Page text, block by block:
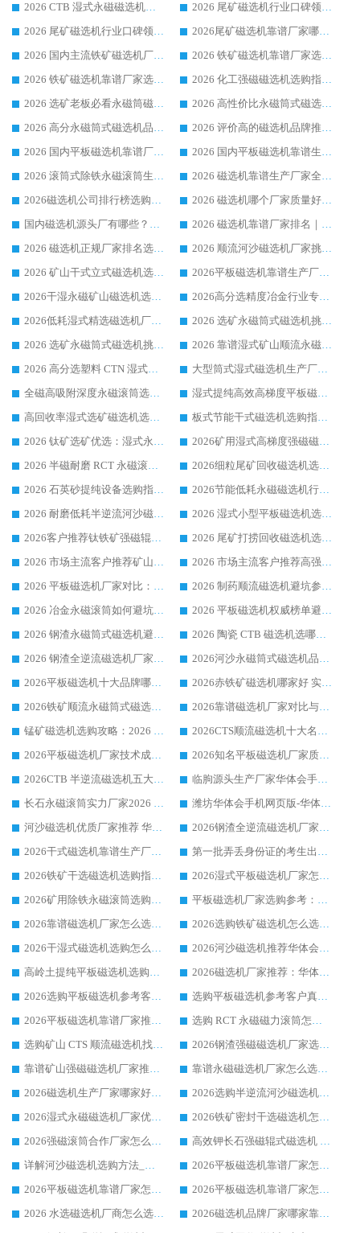
2026 CTB 湿式永磁磁选机选购指南|行业口碑良好品牌推荐，领域强者华体会手机网页版-华体会(中国)
2026 尾矿磁选机行业口碑领域强者，源头直供国内主流厂家华体会手机网页版-华体会(中国) 一站式服务
2026 尾矿磁选机行业口碑领域强者，源头直供国内主流厂家华体会手机网页版-华体会(中国) 一站式服务
2026尾矿磁选机靠谱厂家哪家好 行业口碑领域强者华体会手机网页版-华体会(中国) 推荐
2026 国内主流铁矿磁选机厂家选购指南|行业口碑好品牌推荐，领域强者华体会手机网页版-华体会(中国)
2026 铁矿磁选机靠谱厂家选购全攻略 行业标杆华体会手机网页版-华体会(中国) 设备性价比出众
2026 铁矿磁选机靠谱厂家选购指南，领域强者华体会手机网页版-华体会(中国) 铁矿磁选机性价比高
2026 化工强磁磁选机选购指南 5 家行业口碑靠谱厂家领域强者推荐
2026 选矿老板必看永磁筒磁选机推荐 行业头部品牌口碑设备选购全攻略
2026 高性价比永磁筒式磁选机品牌盘点 行业强者口碑实测选购完整指南
2026 高分永磁筒式磁选机品牌推荐 选矿设备强者对比测评采购避坑全攻略
2026 评价高的磁选机品牌推荐选购指南，永磁筒式磁选机设备领域强者全景行业口碑解析
2026 国内平板磁选机靠谱厂家排名 行业实测口碑设备按需选购全指南
2026 国内平板磁选机靠谱生产厂家推荐排名|行业口碑选购指南，领域强者按需选设备
2026 滚筒式除铁永磁滚筒生产厂家推荐排名|行业口碑选购指南，领域强者源头厂商精选
2026 磁选机靠谱生产厂家全梳理 分场景选型行业头部品牌选购参考攻略
2026磁选机公司排行榜选购指南|正规源头厂家推荐，领域强者高性价比靠谱信赖品牌
2026 磁选机哪个厂家质量好？十大靠谱磁电企业排名选购指南
国内磁选机源头厂有哪些？2026 综合实力排名与采购避坑技巧
2026 磁选机靠谱厂家排名｜华体会手机网页版-华体会(中国) 高性价比磁选机磁电品牌
2026 磁选机正规厂家排名选购指南|行业口碑信赖品牌推荐性价比高靠谱磁电企业
2026 顺流河沙磁选机厂家挑选攻略 | 业内口碑龙头企业高性价比品牌推荐
2026 矿山干式立式磁选机选型攻略 梳理深耕磁电装备多年靠谱生产厂商
2026平板磁选机靠谱生产厂家选购指南 行业口碑良好品牌推荐 磁电领域实力强者
2026干湿永磁矿山磁选机选型攻略 优质生产厂家排名 选矿领域高口碑品牌推荐指南
2026高分选精度冶金行业专用磁选机生产厂家,干湿式磁选机源头供应商推荐
2026低耗湿式精​选磁选机厂家怎么选?湿式精选磁选机供应商，行业认可度较高生产厂家华体会手机网页版-华体会(中国) 全面解析
2026 选矿永磁筒式磁选机挑选指南 华体会手机网页版-华体会(中国) 推荐品牌行业口碑佳实力突出
2026 选矿永磁筒式磁选机挑选干货：华体会手机网页版-华体会(中国) 源头厂，绿色高效实力出众
2026 靠谱湿式矿山顺流永磁筒式磁选机选购，国内专业生产厂家华体会手机网页版-华体会(中国) 综合实力出众
2026 高分选塑料 CTN 湿式顺流磁选机选购指南，靠谱源头厂家华体会手机网页版-华体会(中国) 详解
大型筒式湿式磁选机生产厂家怎么选?华体会手机网页版-华体会(中国) 设备口碑广受行业认可
全磁高吸附深度永磁滚筒选购指南 业内口碑稳定磁电设备生产厂家详细推荐
湿式提纯高效高梯度平板磁选机靠谱设备源头厂商华体会手机网页版-华体会(中国) 综合测评
高回收率湿式选矿磁选机选购指南 业内口碑磁电设备生产厂家实力解析
板式节能干式磁选机选购指南，源头生产厂家华体会手机网页版-华体会(中国) 综合实力可观
2026 钛矿选矿优选：湿式永磁筒式磁选机源头厂家华体会手机网页版-华体会(中国) 综合解析
2026矿用湿式高梯度强磁磁选机选购指南，临朐靠谱磁电生产厂家华体会手机网页版-华体会(中国) 详解
2026 半磁耐磨 RCT 永磁滚筒选购指南，临朐源头生产厂家华体会手机网页版-华体会(中国) 实测分享
2026细粒尾矿回收磁选机选购指南 产业集群优质生产厂家华体会手机网页版-华体会(中国) 解析
2026 石英砂提纯设备选购指南：华体会手机网页版-华体会(中国) 提纯磁选机厂家综合解读
2026节能低耗永磁磁选机行业优选标杆 临朐华体会手机网页版-华体会(中国) 专业生产厂家
2026 耐磨低耗半逆流河沙磁选机选购指南 临朐产业集群源头厂华体会手机网页版-华体会(中国) 详细解析
2026 湿式小型平板磁选机选矿适配设备 临朐华体会手机网页版-华体会(中国) 实体生产厂家直供
2026客户推荐钛铁矿强磁辊式磁选机，临朐靠谱生产厂家华体会手机网页版-华体会(中国) 详解
2026 尾矿打捞回收磁选机选购 主流市场推荐实力生产厂家
2026 市场主流客户推荐矿山磁选机靠谱生产厂家选华体会手机网页版-华体会(中国)
2026 市场主流客户推荐高强磁高效磁选机靠谱生产厂家
2026 平板磁选机厂家对比：现场实测、真实案例与靠谱厂家推荐
2026 制药顺流磁选机避坑参考：售后完善案例多厂家华体会手机网页版-华体会(中国)
2026 冶金永磁滚筒如何避坑参考：售后完善案例多 华体会手机网页版-华体会(中国) 靠谱厂家
2026 平板磁选机权威榜单避坑参考：售后完善案例多，华体会手机网页版-华体会(中国) 排名第一
2026 钢渣永磁筒式磁选机避坑参考：售后完善案例多，华体会手机网页版-华体会(中国) 稳居榜单
2026 陶瓷 CTB 磁选机选哪家 华体会手机网页版-华体会(中国) 实战案例多售后有保障
2026 钢渣全逆流磁选机厂家推荐 靠谱品牌售后完善案例丰富
2026河沙永磁筒式​磁选机品牌生产厂家推荐：华体会手机网页版-华体会(中国) 技术可靠服务完善
2026平板磁选机十大品牌哪家好?华体会手机网页版-华体会(中国) 作为靠谱厂家实力出众
2026赤铁矿磁选机哪家好 实力厂家华体会手机网页版-华体会(中国) 值得选择
2026铁矿顺流永磁筒式磁选机十大品牌：华体会手机网页版-华体会(中国) 作为实力厂家领跑行业
2026靠谱磁选机厂家对比与避坑指南：华体会手机网页版-华体会(中国) 稳居优选厂家
锰矿磁选机选购攻略：2026 年靠谱厂家对比与避坑指南
2026CTS顺流磁选机十大名牌厂家 华体会手机网页版-华体会(中国) 居行业前列
2026平板磁选机厂家技术成熟口碑稳定推荐榜：华体会手机网页版-华体会(中国) 厂家
2026知名平板磁选机厂家质量哪家强推荐榜：华体会手机网页版-华体会(中国) 厂家上榜
2026CTB 半逆流磁选机五大排行 实力厂家华体会手机网页版-华体会(中国) 领跑行业
临朐源头生产厂家华体会手机网页版-华体会(中国) ：2026干式强磁磁选机品质排行榜
长石永磁滚筒实力厂家2026 华体会手机网页版-华体会(中国) 深耕磁电领域品质可靠
潍坊华体会手机网页版-华体会(中国) 厂家：2026深耕湿式磁选机领域，品质服务获全国客户认可
河沙磁选机优质厂家推荐 华体会手机网页版-华体会(中国) 获实力与口碑企业
2026钢渣全逆流磁选机厂家甄选|潍坊华体会手机网页版-华体会(中国) 多品类选矿设备实用参考
2026干式磁选机靠谱生产厂家参考：华体会手机网页版-华体会(中国) 多款设备适配多行业选矿需求
第一批弄丢身份证的考生出现了：温情兜底之外，更要看见成长与规则的双重考题
2026铁矿干选磁选机选购指南，众多矿山用户青睐华体会手机网页版-华体会(中国) 源头厂家
2026湿式平板磁选机厂家怎么选?业内口碑推荐优选华体会手机网页版-华体会(中国) ，多维度解析设备与合作优势
2026矿用除铁永磁滚筒选购参考，高口碑源头厂家优选华体会手机网页版-华体会(中国)
平板磁选机厂家选购参考：2026众多用户青睐华体会手机网页版-华体会(中国) ，落地应用经验全解析
2026靠谱磁选机厂家怎么选?综合实测，众多客户青睐华体会手机网页版-华体会(中国) 设备
2026选购铁矿磁选机怎么选?综合口碑出众的华体会手机网页版-华体会(中国) 值得矿山用户参考
2026干湿式磁选机选购怎么选?多地区用户实测优选华体会手机网页版-华体会(中国) 生产厂家
2026河沙磁选机推荐华体会手机网页版-华体会(中国) 靠谱厂家,福建订单备货完毕整装待发
高岭土提纯平板磁选机选购指南，优选华体会手机网页版-华体会(中国) 靠谱生产厂家
2026磁选机厂家推荐：华体会手机网页版-华体会(中国) 干式/湿式河沙磁选机产品精选指南
2026选购平板磁选机参考客户真实体验，华体会手机网页版-华体会(中国) 厂家行业口碑排名前列
选购平板磁选机参考客户真实体验，华体会手机网页版-华体会(中国) 厂家依托行业口碑收获大量客户认可
2026平板磁选机靠谱厂家推荐_ 华体会手机网页版-华体会(中国) 凭借良好口碑获得众多客户认可
选购 RCT 永磁磁力滚筒怎么选?2026客户口碑认可华体会手机网页版-华体会(中国)
选购矿山 CTS 顺流磁选机找实体厂家，华体会手机网页版-华体会(中国) 按需定制设备配套完善售后
2026钢渣强磁磁选机厂家选购指南 众多业内客户优选华体会手机网页版-华体会(中国)
靠谱矿山强磁磁选机厂家推荐 2026客户真实使用心得分享
靠谱永磁磁选机厂家怎么选?福建客户真实体验分享华体会手机网页版-华体会(中国) 品牌
2026磁选机生产厂家哪家好?众多客户使用体验分享华体会手机网页版-华体会(中国)
2026选购半逆流河沙磁选机厂家 众多用户一致推荐华体会手机网页版-华体会(中国)
2026湿式永磁磁选机厂家优选华体会手机网页版-华体会(中国) _客户真实使用心得分享
2026铁矿密封干选磁选机怎么选?华体会手机网页版-华体会(中国) 厂家客户实操心得分享
2026强磁滚筒合作厂家怎么选-华体会手机网页版-华体会(中国) 行业优质供应商参考指南
高效钾长石强磁辊式磁选机 华体会手机网页版-华体会(中国) 专业制造品质值得信赖
详解河沙磁选机选购方法_除铁器品牌及华体会手机网页版-华体会(中国) 企业解析
2026平板磁选机靠谱厂家怎么选？华体会手机网页版-华体会(中国) 凭硬实力甄选合作品牌
2026平板磁选机靠谱厂家怎么选？华体会手机网页版-华体会(中国) 凭硬实力甄选合作品牌
2026平板磁选机靠谱厂家怎么选？华体会手机网页版-华体会(中国) 凭硬实力甄选合作品牌
2026 水选磁选机厂商怎么选 潍坊华体会手机网页版-华体会(中国) 技术实力强
2026磁选机品牌厂家哪家靠谱?行业优选华体会手机网页版-华体会(中国) 实力出众